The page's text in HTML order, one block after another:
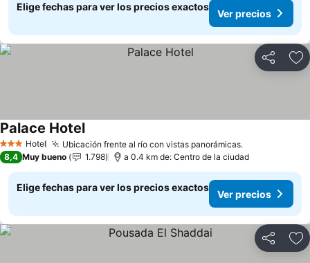
Elige fechas para ver los precios exactos
Ver precios
Compartir
3 Estrellas
Hotel Ubicación frente al río con vistas panorámicas.Ver precios
Palace HotelVer precios
8,4 Muy bueno 1.798 a 0.4 km de: Centro de la ciudad
Elige fechas para ver los precios exactos
Ver precios
Compartir